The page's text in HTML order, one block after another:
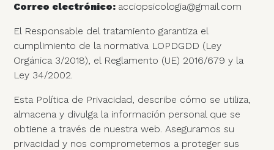
Correo electrónico: acciopsicologia@gmail.com
El Responsable del tratamiento garantiza el
cumplimiento de la normativa LOPDGDD (Ley
Orgánica 3/2018), el Reglamento (UE) 2016/679 y la
Ley 34/2002.
Esta Política de Privacidad, describe cómo se utiliza,
almacena y divulga la información personal que se
obtiene a través de nuestra web. Aseguramos su
privacidad y nos comprometemos a proteger sus